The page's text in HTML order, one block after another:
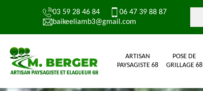
03 59 28 46 84
06 47 39 88 87
baikeeliamb3@gmail.com
ARTISAN
PAYSAGISTE 68
POSE DE
GRILLAGE 68